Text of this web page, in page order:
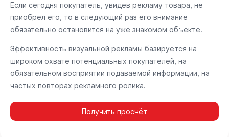
Если сегодня покупатель, увидев рекламу товара, не
приобрел его, то в следующий раз его внимание
обязательно остановится на уже знакомом объекте.
Эффективность визуальной рекламы базируется на
широком охвате потенциальных покупателей, на
обязательном восприятии подаваемой информации, на
частых повторах рекламного ролика.
Получить просчёт